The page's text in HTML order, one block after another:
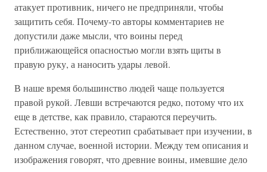
атакует противник, ничего не предприняли, чтобы
защитить себя. Почему-то авторы комментариев не
допустили даже мысли, что воины перед
приближающейся опасностью могли взять щиты в
правую руку, а наносить удары левой.
В наше время большинство людей чаще пользуется
правой рукой. Левши встречаются редко, потому что их
еще в детстве, как правило, стараются переучить.
Естественно, этот стереотип срабатывает при изучении, в
данном случае, военной истории. Между тем описания и
изображения говорят, что древние воины, имевшие дело